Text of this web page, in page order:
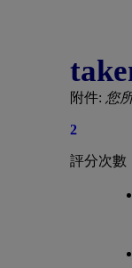
附件: 您
2
評分次數